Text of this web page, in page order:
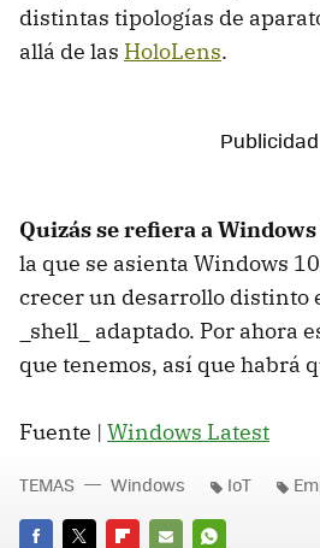
distintas tipologías de
allá de las HoloLens.
Quizás se refiera a Windows
la que se asienta Windows
crecer un desarrollo distinto
_shell_ adaptado. Por ahora
que tenemos, así que habrá
Fuente | Windows Latest
TEMAS Windows IoT